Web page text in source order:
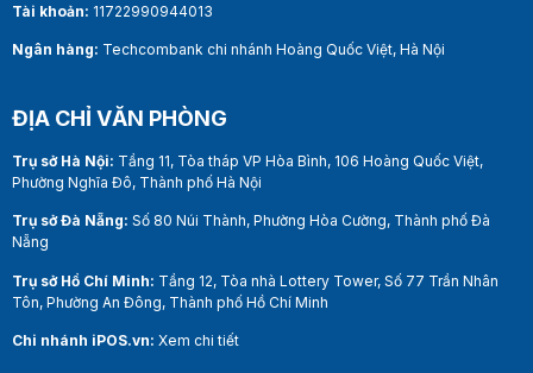
Tài khoản: 11722990944013
Ngân hàng: Techcombank chi nhánh Hoàng Quốc Việt, Hà Nội
ĐỊA CHỈ VĂN PHÒNG
Trụ sở Hà Nội: Tầng 11, Tòa tháp VP Hòa Bình, 106 Hoàng Quốc Việt,
Phường Nghĩa Đô, Thành phố Hà Nội
Trụ sở Đà Nẵng: Số 80 Núi Thành, Phường Hòa Cường, Thành phố Đà
Nẵng
Trụ sở Hồ Chí Minh: Tầng 12, Tòa nhà Lottery Tower, Số 77 Trần Nhân
Tôn, Phường An Đông, Thành phố Hồ Chí Minh
Chi nhánh iPOS.vn: Xem chi tiết